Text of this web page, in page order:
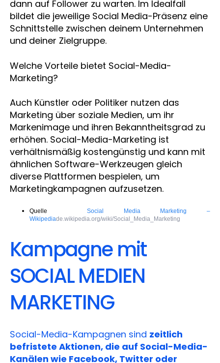
dann auf Follower zu warten. Im Idealfall
bildet die jeweilige Social Media-Präsenz eine
Schnittstelle zwischen deinem Unternehmen
und deiner Zielgruppe.
Welche Vorteile bietet Social-Media-
Marketing?
Auch Künstler oder Politiker nutzen das
Marketing über soziale Medien, um ihr
Markenimage und ihren Bekanntheitsgrad zu
erhöhen. Social-Media-Marketing ist
verhältnismäßig kostengünstig und kann mit
ähnlichen Software-Werkzeugen gleich
diverse Plattformen bespielen, um
Marketingkampagnen aufzusetzen.
QuelleSocial Media Marketing –
Wikipediade.wikipedia.org/wiki/Social_Media_Marketing
Kampagne mit
SOCIAL MEDIEN
MARKETING
Social-Media-Kampagnen sind zeitlich
befristete Aktionen, die auf Social-Media-
Kanälen wie Facebook, Twitter oder